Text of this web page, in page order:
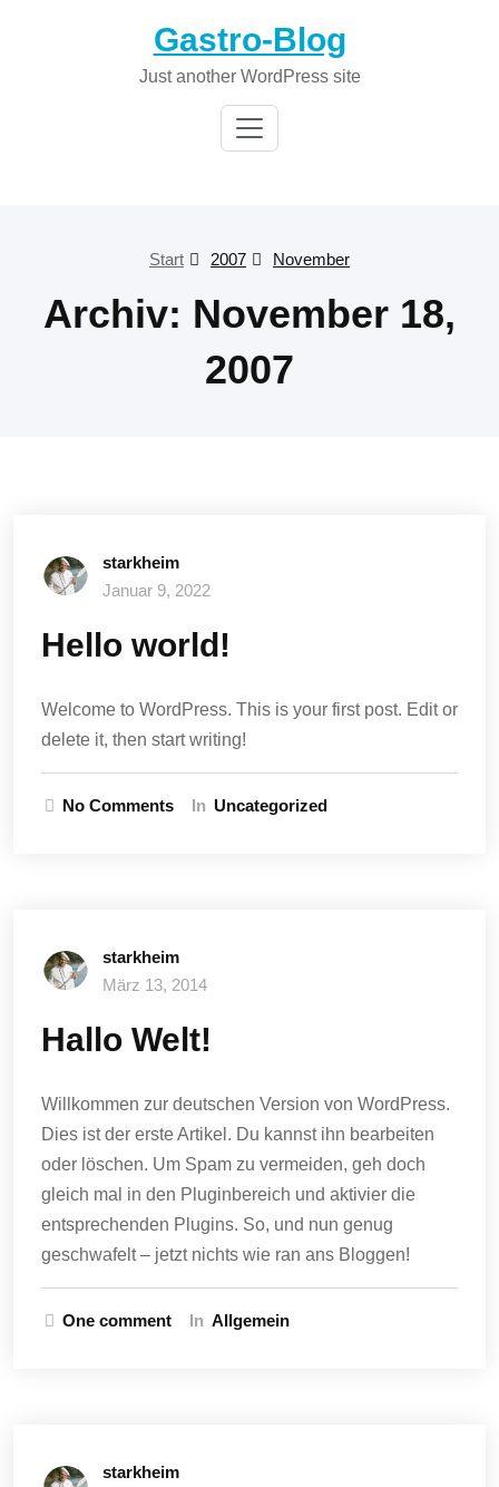
Gastro-Blog
Just another WordPress site
Start 2007 November
Archiv: November 18,
2007
starkheim
Januar 9, 2022
Hello world!
Welcome to WordPress. This is your first post. Edit or
delete it, then start writing!
No Comments In Uncategorized
starkheim
März 13, 2014
Hallo Welt!
Willkommen zur deutschen Version von WordPress.
Dies ist der erste Artikel. Du kannst ihn bearbeiten
oder löschen. Um Spam zu vermeiden, geh doch
gleich mal in den Pluginbereich und aktivier die
entsprechenden Plugins. So, und nun genug
geschwafelt – jetzt nichts wie ran ans Bloggen!
One comment In Allgemein
starkheim